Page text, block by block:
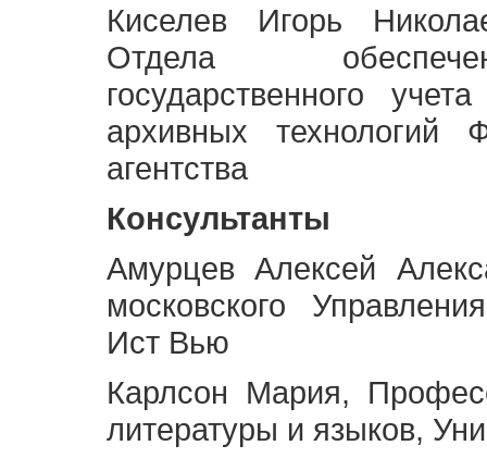
Киселев Игорь
Отдела
государственного
архивных технологий
агентства
Консультанты
Амурцев Алексей
московского
Ист Вью
Карлсон Мария,
литературы и языков,